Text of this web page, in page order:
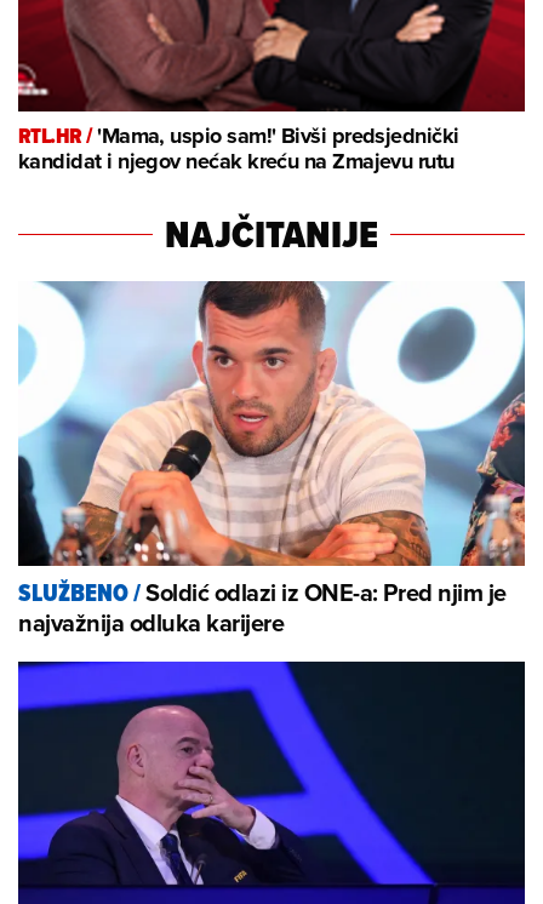
RTL.HR /'Mama, uspio sam!' Bivši predsjednički
kandidat i njegov nećak kreću na Zmajevu rutu
NAJČITANIJE
SLUŽBENO/Soldić odlazi iz ONE-a: Pred njim je
najvažnija odluka karijere